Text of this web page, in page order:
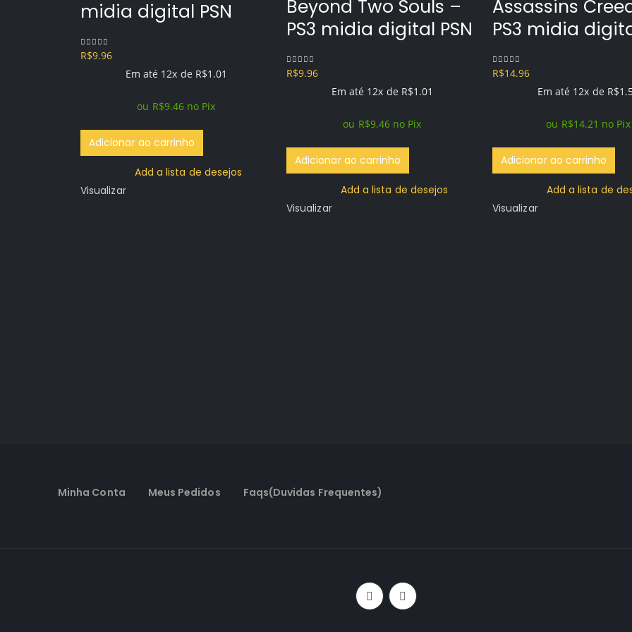
midia digital PSN
0out of 5
R$9.96
Em até 12x de R$1.01
ou R$9.46 no Pix
Adicionar ao carrinho
Add a lista de desejos
Visualizar
Beyond Two Souls –
PS3 midia digital PSN
0out of 5
R$9.96
Em até 12x de R$1.01
ou R$9.46 no Pix
Adicionar ao carrinho
Add a lista de desejos
Visualizar
Assassins
PS3 midia
0out of 5
R$14.96
Em até 12x de R$
ou R$14.21 no Pix
Adicionar ao carrinho
Add a lista de
Visualizar
Minha Conta Meus Pedidos Faqs(Duvidas Frequentes)